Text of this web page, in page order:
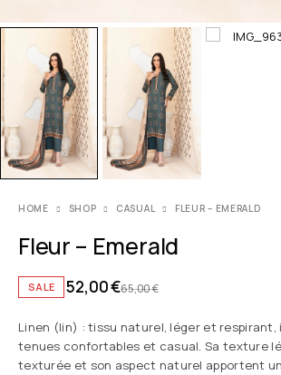
HOME SHOP CASUAL FLEUR – EMERALD
Fleur – Emerald
SALE 65,00€
52,00€
Linen (lin) : tissu naturel, léger et respirant,
tenues confortables et casual. Sa texture
texturée et son aspect naturel apportent